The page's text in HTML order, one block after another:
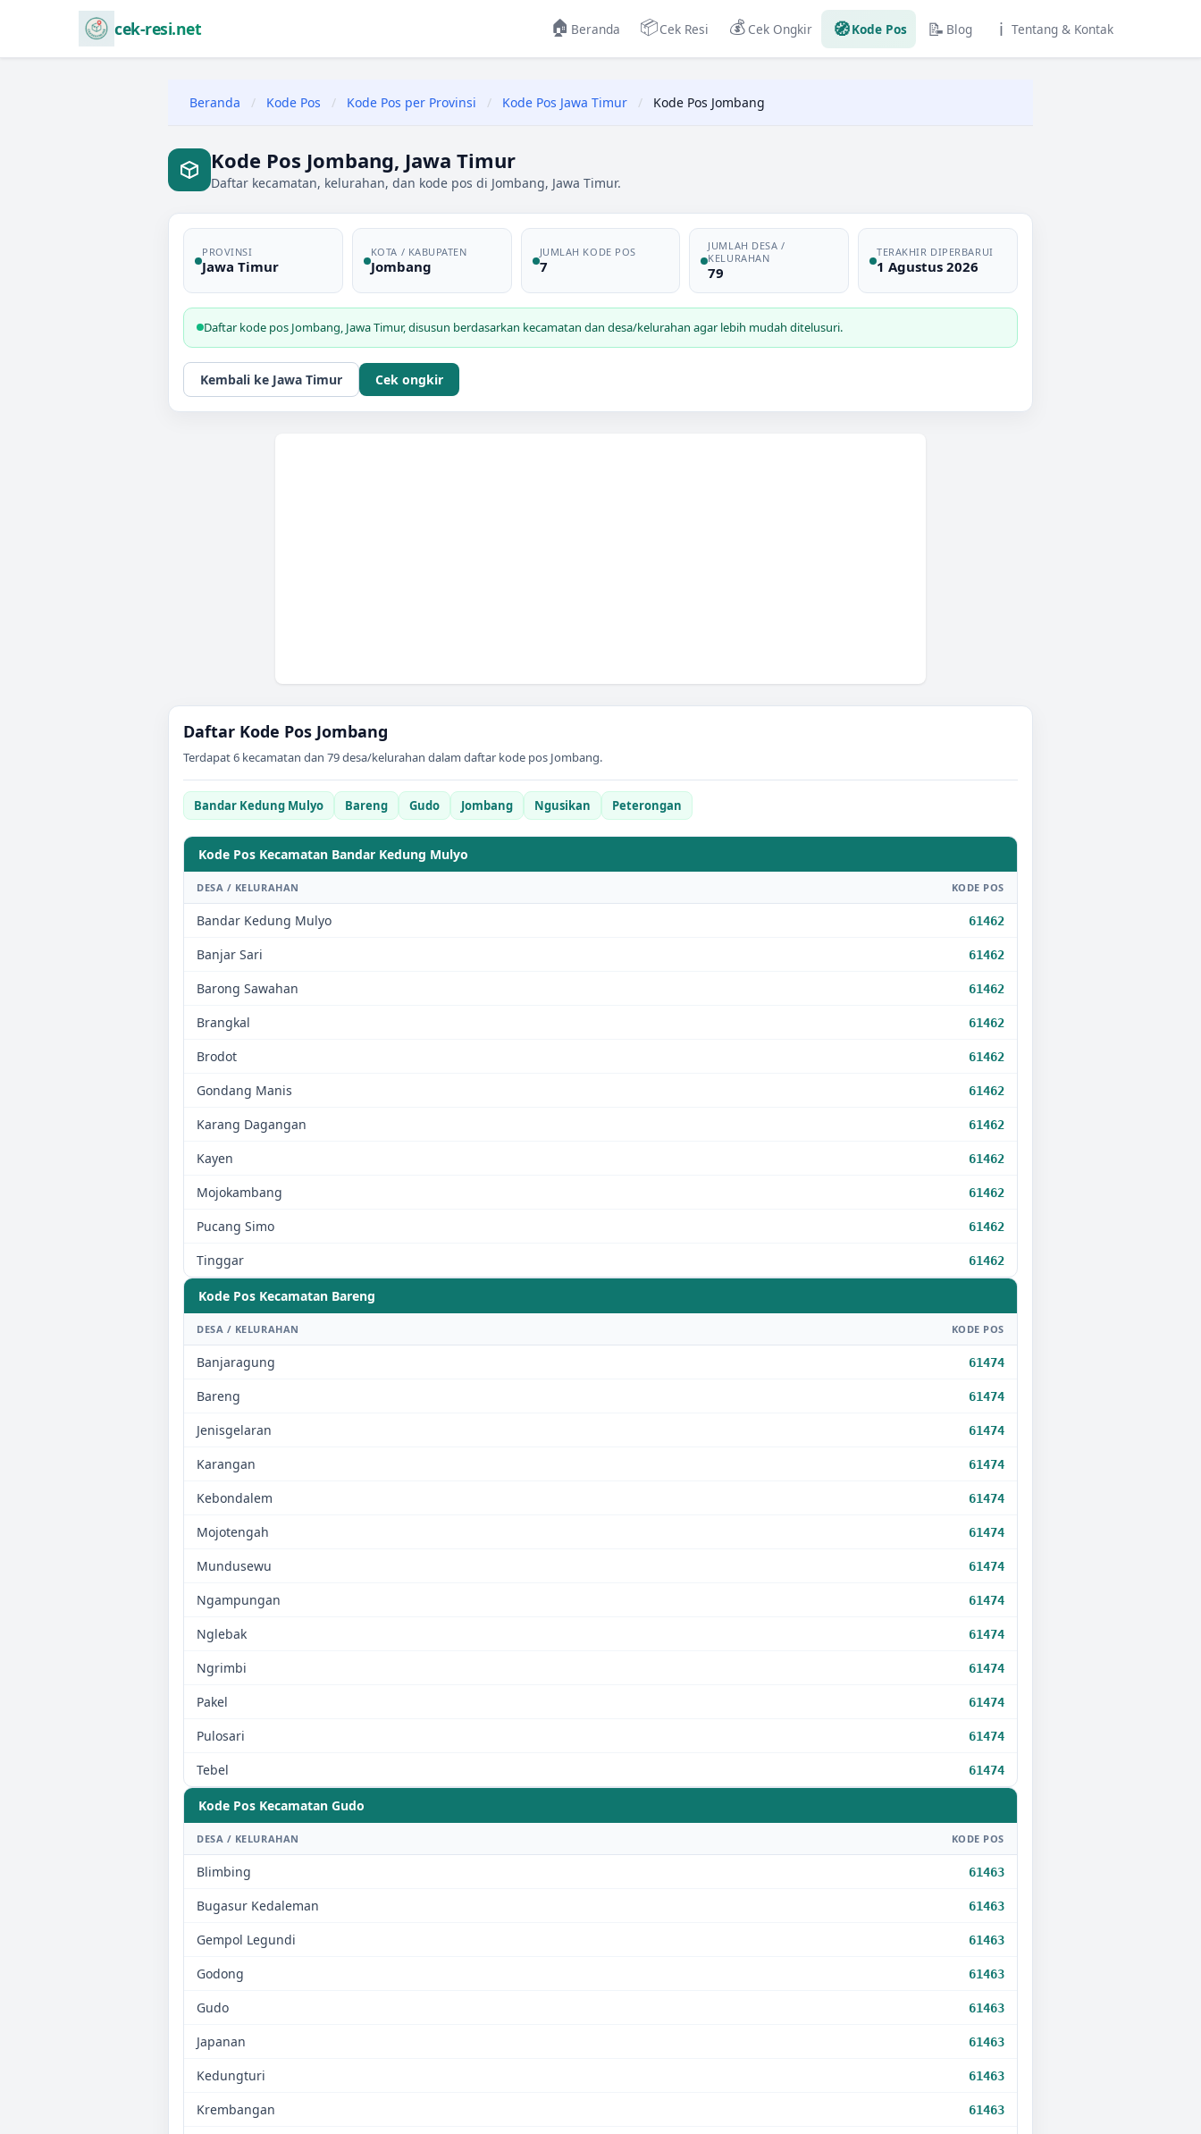
cek-resi.net 🏠 Beranda 📦Cek Resi 💰 Cek Ongkir 🧭Kode Pos 📝 Blog ℹ️ Tentang & Kontak
Beranda / Kode Pos / Kode Pos per Provinsi / Kode Pos Jawa Timur / Kode Pos Jombang
Kode Pos Jombang, Jawa Timur
Daftar kecamatan, kelurahan, dan kode pos di Jombang, Jawa Timur.
PROVINSI
Jawa Timur
KOTA / KABUPATEN
Jombang
JUMLAH KODE POS
7
JUMLAH DESA /
KELURAHAN
79
TERAKHIR DIPERBARUI
1 Agustus 2026
Daftar kode pos Jombang, Jawa Timur, disusun berdasarkan kecamatan dan desa/kelurahan agar lebih mudah ditelusuri.
Kembali ke Jawa Timur Cek ongkir
Daftar Kode Pos Jombang
Terdapat6 kecamatan dan 79desa/kelurahan dalam daftar kode pos Jombang.
Bandar Kedung Mulyo Bareng Gudo Jombang Ngusikan Peterongan
Kode Pos Kecamatan Bandar Kedung Mulyo
DESA / KELURAHAN KODE POS
Bandar Kedung Mulyo 61462
Banjar Sari 61462
Barong Sawahan 61462
Brangkal 61462
Brodot 61462
Gondang Manis 61462
Karang Dagangan 61462
Kayen 61462
Mojokambang 61462
Pucang Simo 61462
Tinggar 61462
Kode Pos Kecamatan Bareng
DESA / KELURAHAN KODE POS
Banjaragung 61474
Bareng 61474
Jenisgelaran 61474
Karangan 61474
Kebondalem 61474
Mojotengah 61474
Mundusewu 61474
Ngampungan 61474
Nglebak 61474
Ngrimbi 61474
Pakel 61474
Pulosari 61474
Tebel 61474
Kode Pos Kecamatan Gudo
DESA / KELURAHAN KODE POS
Blimbing 61463
Bugasur Kedaleman 61463
Gempol Legundi 61463
Godong 61463
Gudo 61463
Japanan 61463
Kedungturi 61463
Krembangan 61463